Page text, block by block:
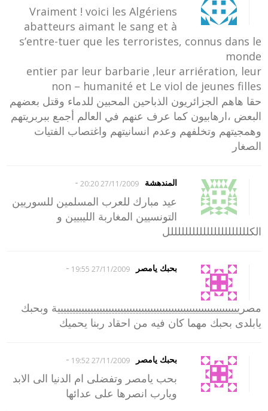
Vraiment ! voici les Algériens
abatteurs aimant le sang et à
s’entre-tuer que les terroristes, connus dans le
monde
entier par leur barbarie ,leur arriération, leur
non – humanité et Le viol de jeunes filles
حقا هاهم الجزائريون الذباحين المحبين للدماء وقتل بعضهم
البعض ،ارهابيون كما عرف عنهم في العالم أجمع ببربريتهم
وهمجيتهم وتخلفهم وعدم انسانيتهم واغتصاب الفتيات
الصغار
المندهشة 27/11/2009 20:20
-
عيد مبارك للعرب المسلمين للسوريين
التونسيين المغاربة الليبيين و
الكللللللللللللللللللللللل
بحبك يامصر 27/11/2009 19:55
-
مصرييييييييييييييييييييييييييييييييييييييييييييييييييييييييييييية وبحبك
يابلدى بحبك مهما كان فيه من احقاد ربنا يحميك
بحبك يامصر 27/11/2009 19:52
-
بحب يامصر وتفضلى ام الدنيا الى الابد
ويارب انصرها على عدائها